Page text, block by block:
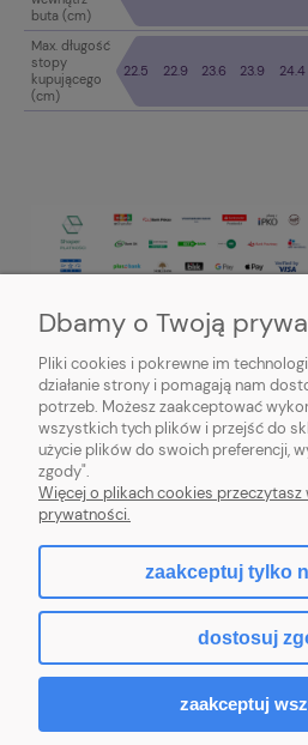
buta (cm)
Max. długość
stopy
kupującego
(cm)
22.5 22.9 23.6 23.9 24.4
PRZYDATNE INFORMACJE
MOJE KONTO
Sklep internetowy
Dbamy o Twoją
Pliki cookies i pokrewne im
działanie strony i pomagają nam
potrzeb. Możesz zaakceptować
wszystkich tych plików i przejść do
użycie plików do swoich preferencji,
zgody".
Więcej o plikach cookies przeczytasz
prywatności.
zaakceptuj tylko
dostosuj
zaakceptuj